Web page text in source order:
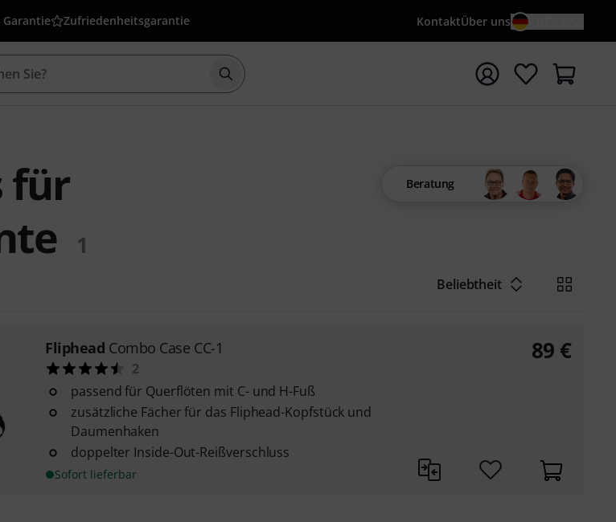
Garantie Zufriedenheitsgarantie KontaktÜber uns
Suche mit Suchwort {searchTerm} starten
für
1
Beratung
Beliebtheit
Fliphead Combo Case CC-1
2
passend für Querflöten mit C- und H-Fuß
zusätzliche Fächer für das Fliphead-Kopfstück und
Daumenhaken
doppelter Inside-Out-Reißverschluss
Sofort lieferbar
89 €